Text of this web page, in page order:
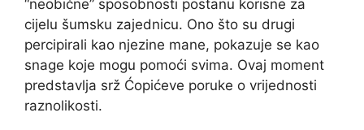
“neobične” sposobnosti postanu korisne za
cijelu šumsku zajednicu. Ono što su drugi
percipirali kao njezine mane, pokazuje se kao
snage koje mogu pomoći svima. Ovaj moment
predstavlja srž Ćopićeve poruke o vrijednosti
raznolikosti.